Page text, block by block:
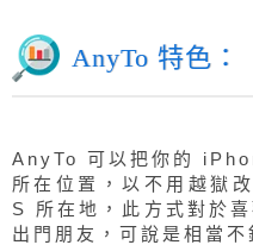
AnyTo 特色：
AnyTo 可以把你的
所在位置，以不用越獄
S 所在地，此方式對於
出門朋友，可說是相當不